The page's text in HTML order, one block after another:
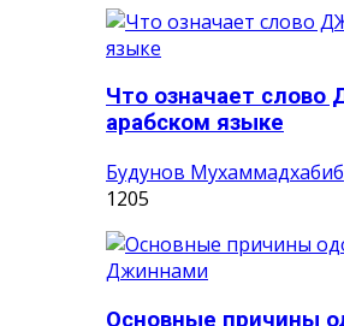
Что означает
арабском языке
Будунов Мухаммадхабиб
1205
Основные причины